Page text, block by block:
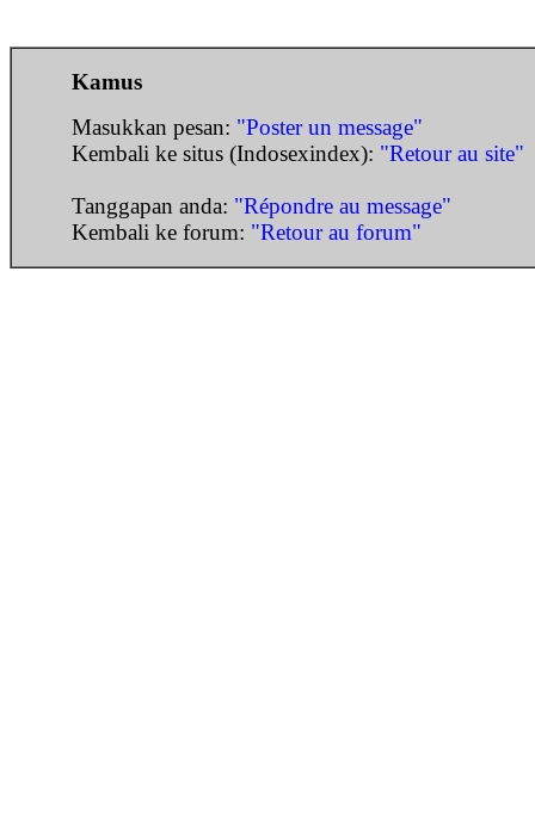
Kamus
Masukkan pesan: "Poster un message"
Kembali ke situs (Indosexindex): "Retour au site"
Tanggapan anda: "Répondre au message"
Kembali ke forum: "Retour au forum"